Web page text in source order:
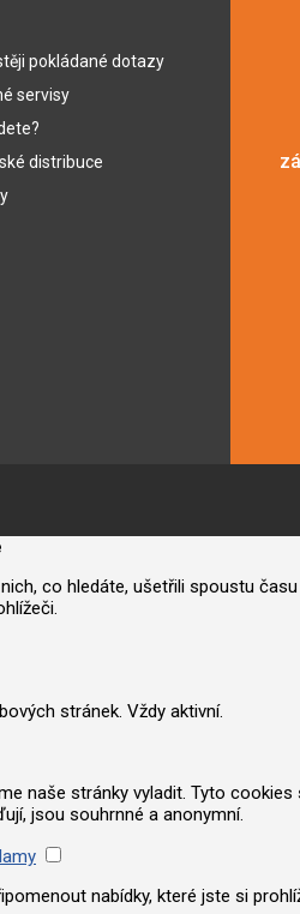
pokládané dotazy
servisy
distribuce
co hledáte, ušetřili spoustu
stránek. Vždy aktivní.
naše stránky vyladit. Tyto
jsou souhrnné a anonymní.
nabídky, které jste si